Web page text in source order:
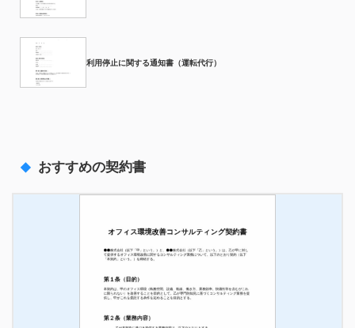
利用停止に関する通知書（運転代行）
おすすめの契約書